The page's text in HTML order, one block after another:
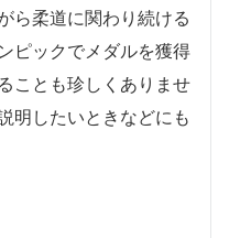
ら柔道に関わり続ける
ピックでメダルを獲得
ことも珍しくありませ
明したいときなどにも